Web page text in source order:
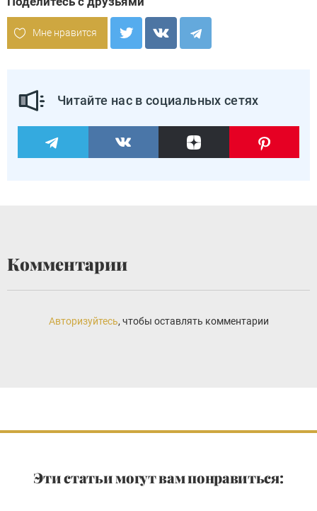
Мне нравится
Читайте нас в социальных сетях
Комментарии
Авторизуйтесь, чтобы оставлять комментарии
Эти статьи могут вам понравиться: